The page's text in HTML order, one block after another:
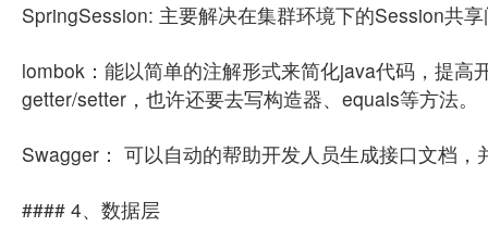
SpringSession: 主要解决在集群环境下的Session共
lombok：能以简单的注解形式来简化java代码，提
getter/setter，也许还要去写构造器、equals等方法。
Swagger： 可以自动的帮助开发人员生成接口文档，
#### 4、数据层